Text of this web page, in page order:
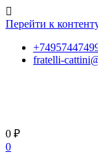
Перейти к
fratelli-
0 ₽
0